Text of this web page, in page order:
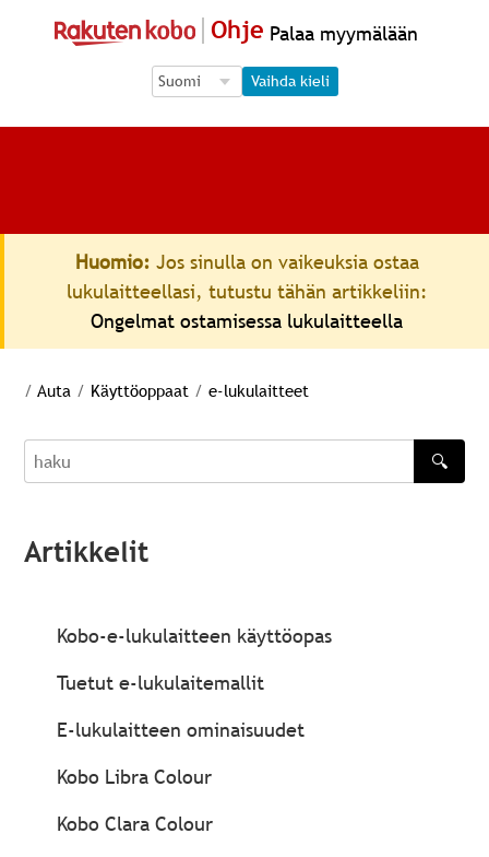
Ohje Palaa myymälään
Language Selection
Language Selection
Vaihda kieli
Huomio: Jos sinulla on vaikeuksia ostaa
lukulaitteellasi, tutustu tähän artikkeliin:
Ongelmat ostamisessa lukulaitteella
/ Auta / Käyttöoppaat / e-lukulaitteet
haku
🔍
Artikkelit
Kobo-e-lukulaitteen käyttöopas
Tuetut e-lukulaitemallit
E-lukulaitteen ominaisuudet
Kobo Libra Colour
Kobo Clara Colour